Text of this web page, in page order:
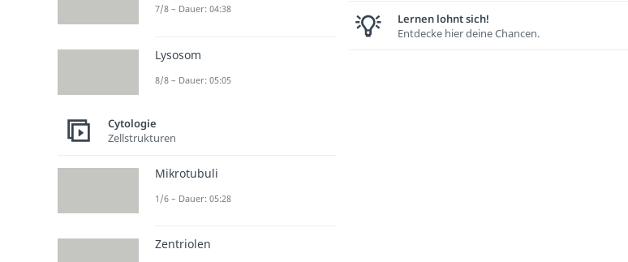
Lernen lohnt sich!
Entdecke hier deine Chancen.
7/8 – Dauer: 04:38
Lysosom
8/8 – Dauer: 05:05
Cytologie
Zellstrukturen
Mikrotubuli
1/6 – Dauer: 05:28
Zentriolen